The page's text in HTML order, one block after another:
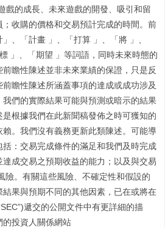
戲的成長、未來遊戲的開發、吸引和留
收購的價格和交易預計完成的時間。前
、「計畫 」、「打算 」、「將 」、
」、「期望 」等詞語，同時未來時態的
瞻性陳述並非未來業績的保證，只是反
瞻性陳述所涵蓋事項的達成或成功涉及
們的實際結果可能與預測或暗示的結果
根據我們在此新聞稿發佈之時可獲知的
。我們沒有義務更新此類陳述。可能導
：交易完成條件的滿足和我們及時完成
成交易之預期收益的能力；以及與交易
險。有關這些風險、不確定性和假設的
果與預期不同的其他因素，已在或將在
遞交的公開文件中有更詳細的描
的投資人關係網站